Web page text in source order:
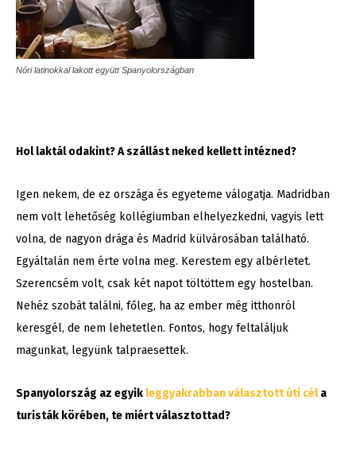
Nóri latinokkal lakott együtt Spanyolországban
Hol laktál odakint? A szállást neked kellett intézned?
Igen nekem, de ez országa és egyeteme válogatja. Madridban
nem volt lehetőség kollégiumban elhelyezkedni, vagyis lett
volna, de nagyon drága és Madrid külvárosában található.
Egyáltalán nem érte volna meg. Kerestem egy albérletet.
Szerencsém volt, csak két napot töltöttem egy hostelban.
Nehéz szobát találni, főleg, ha az ember még itthonról
keresgél, de nem lehetetlen. Fontos, hogy feltaláljuk
magunkat, legyünk talpraesettek.
Spanyolország az egyik leggyakrabban választott úti céla
turisták körében, te miért választottad?